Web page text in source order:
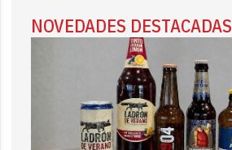
NOVEDADES DESTACADAS